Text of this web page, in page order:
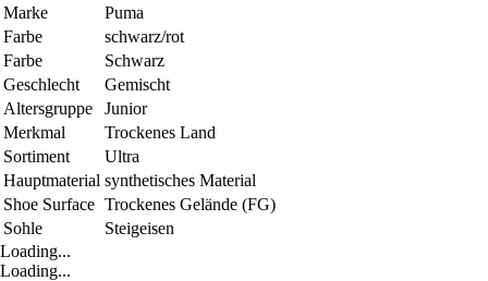
Marke
Puma
Farbe
schwarz/rot
Farbe
Schwarz
Geschlecht
Gemischt
Altersgruppe
Junior
Merkmal
Trockenes Land
Sortiment
Ultra
Hauptmaterial synthetisches Material
Shoe Surface Trockenes Gelände (FG)
Sohle
Steigeisen
Loading...
Loading...